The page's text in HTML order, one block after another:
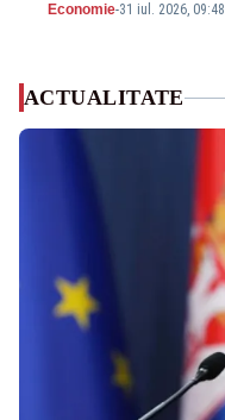
Economie-31 iul. 2026, 09:48
ACTUALITATE